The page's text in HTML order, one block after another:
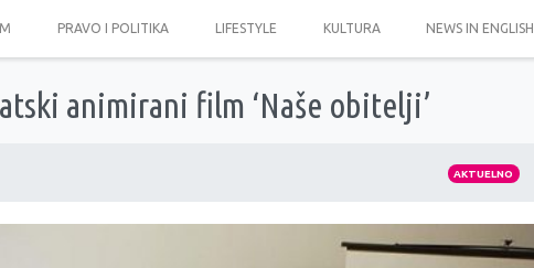
PRAVO I POLITIKA LIFESTYLE KULTURA NEWS IN ENGLISH
animirani film ‘Naše obitelji’
AKTUELNO